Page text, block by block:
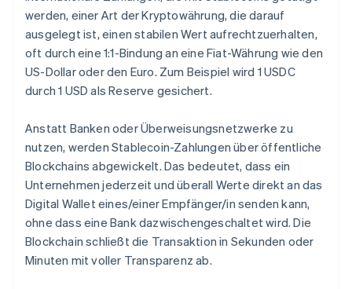
werden, einer Art der Kryptowährung, die darauf
ausgelegt ist, einen stabilen Wert aufrechtzuerhalten,
oft durch eine 1:1-Bindung an eine Fiat-Währung wie den
US-Dollar oder den Euro. Zum Beispiel wird 1 USDC
durch 1 USD als Reserve gesichert.
Anstatt Banken oder Überweisungsnetzwerke zu
nutzen, werden Stablecoin-Zahlungen über öffentliche
Blockchains abgewickelt. Das bedeutet, dass ein
Unternehmen jederzeit und überall Werte direkt an das
Digital Wallet eines/einer Empfänger/in senden kann,
ohne dass eine Bank dazwischengeschaltet wird. Die
Blockchain schließt die Transaktion in Sekunden oder
Minuten mit voller Transparenz ab.